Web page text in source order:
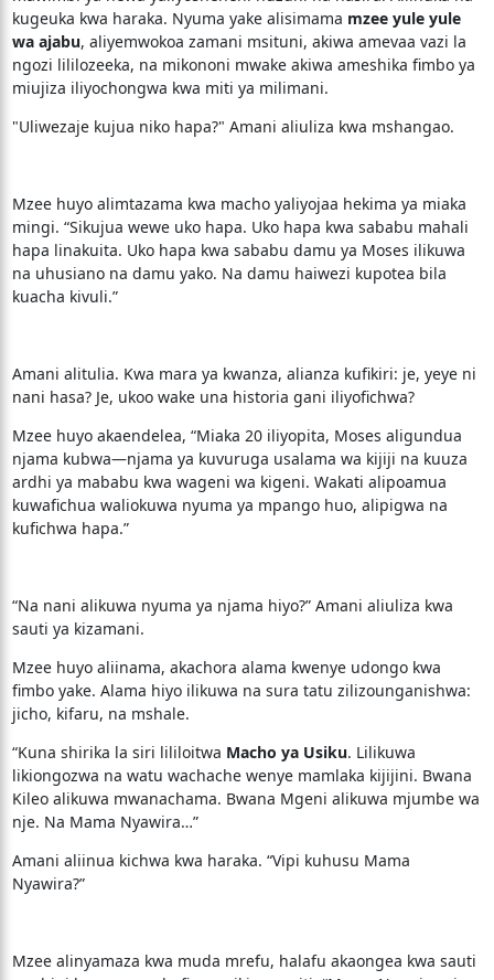
kugeuka kwa haraka. Nyuma yake alisimama mzee yule yule
wa ajabu, aliyemwokoa zamani msituni, akiwa amevaa vazi la
ngozi lililozeeka, na mikononi mwake akiwa ameshika fimbo ya
miujiza iliyochongwa kwa miti ya milimani.
"Uliwezaje kujua niko hapa?" Amani aliuliza kwa mshangao.
Mzee huyo alimtazama kwa macho yaliyojaa hekima ya miaka
mingi. “Sikujua wewe uko hapa. Uko hapa kwa sababu mahali
hapa linakuita. Uko hapa kwa sababu damu ya Moses ilikuwa
na uhusiano na damu yako. Na damu haiwezi kupotea bila
kuacha kivuli.”
Amani alitulia. Kwa mara ya kwanza, alianza kufikiri: je, yeye ni
nani hasa? Je, ukoo wake una historia gani iliyofichwa?
Mzee huyo akaendelea, “Miaka 20 iliyopita, Moses aligundua
njama kubwa—njama ya kuvuruga usalama wa kijiji na kuuza
ardhi ya mababu kwa wageni wa kigeni. Wakati alipoamua
kuwafichua waliokuwa nyuma ya mpango huo, alipigwa na
kufichwa hapa.”
“Na nani alikuwa nyuma ya njama hiyo?” Amani aliuliza kwa
sauti ya kizamani.
Mzee huyo aliinama, akachora alama kwenye udongo kwa
fimbo yake. Alama hiyo ilikuwa na sura tatu zilizounganishwa:
jicho, kifaru, na mshale.
“Kuna shirika la siri lililoitwa Macho ya Usiku. Lilikuwa
likiongozwa na watu wachache wenye mamlaka kijijini. Bwana
Kileo alikuwa mwanachama. Bwana Mgeni alikuwa mjumbe wa
nje. Na Mama Nyawira…”
Amani aliinua kichwa kwa haraka. “Vipi kuhusu Mama
Nyawira?”
Mzee alinyamaza kwa muda mrefu, halafu akaongea kwa sauti